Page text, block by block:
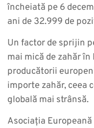
încheiată pe 6
ani de 32.999 de
Un factor de sprijin
mai mică de zahăr
producătorii
importe zahăr, ceea
globală mai strânsă.
Asociația